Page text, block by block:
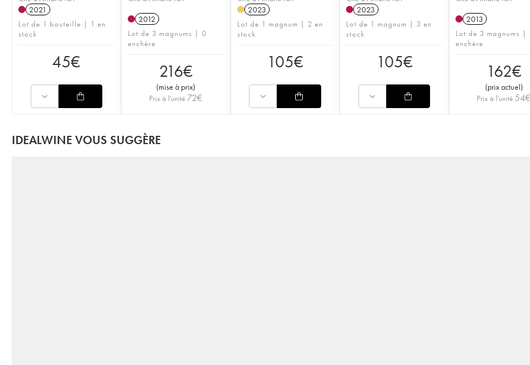
2021
Lot de 1 bouteille | 1 en
stock
45€
2012
Lot de 3 magnums | 0
enchère
216€
(mise à prix)
Prix à l'unité 72€
2023
Lot de 1 magnum | 2 en
stock
105€
2023
Lot de 1 magnum | 3 en
stock
105€
2013
Lot de 3 magnums |
enchère
162€
(prix actuel)
Prix à l'unité 54
IDEALWINE VOUS SUGGÈRE